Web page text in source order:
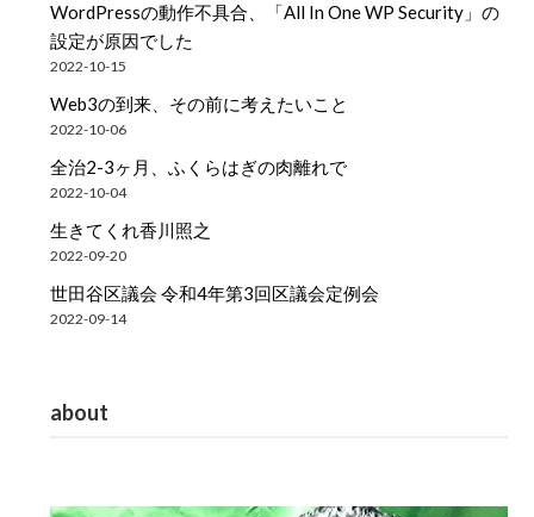
WordPressの動作不具合、「All In One WP Security」の
設定が原因でした
2022-10-15
Web3の到来、その前に考えたいこと
2022-10-06
全治2-3ヶ月、ふくらはぎの肉離れで
2022-10-04
生きてくれ香川照之
2022-09-20
世田谷区議会 令和4年第3回区議会定例会
2022-09-14
about